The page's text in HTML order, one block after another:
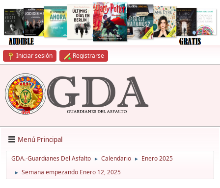
Iniciar sesión Registrarse
Menú Principal
GDA.-Guardianes Del Asfalto ► Calendario ► Enero 2025
► Semana empezando Enero 12, 2025